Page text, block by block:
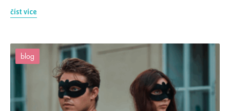
číst více
blog